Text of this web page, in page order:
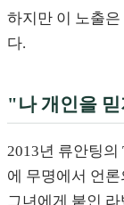
하지만 이 노출
다.
"나 개인을
2013년 류안팅의
에 무명에서 언
그녀에게 붙인 라